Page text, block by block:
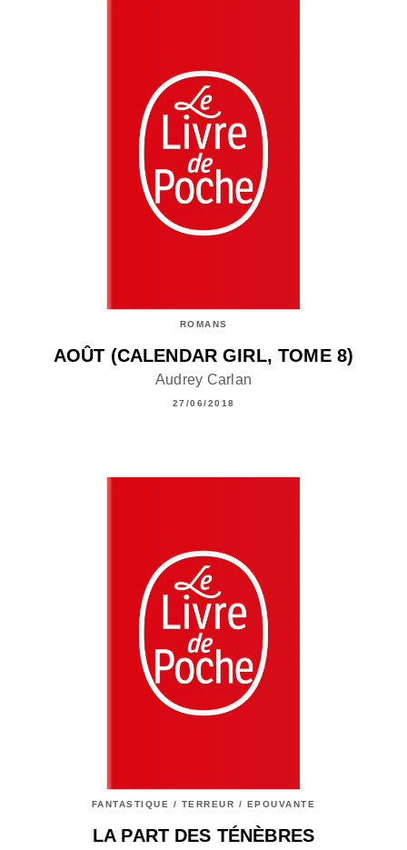
ROMANS
AOÛT (CALENDAR GIRL, TOME 8)
Audrey Carlan
27/06/2018
FANTASTIQUE / TERREUR / EPOUVANTE
LA PART DES TÉNÈBRES